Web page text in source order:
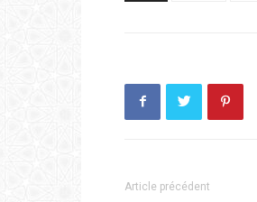
Article précédent